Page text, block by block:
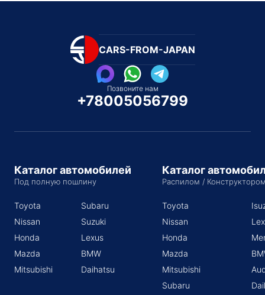
CARS-FROM-JAPAN
Позвоните нам
+78005056799
Каталог автомобилей
Под полную пошлину
Toyota
Nissan
Honda
Mazda
Mitsubishi
Subaru
Suzuki
Lexus
BMW
Daihatsu
Каталог
Распилом /
Toyota
Nissan
Honda
Mazda
Mitsubishi
Subaru